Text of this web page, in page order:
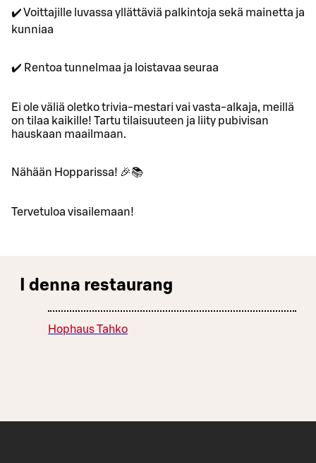
✔️ Voittajille luvassa yllättäviä palkintoja sekä mainetta ja
kunniaa
✔️ Rentoa tunnelmaa ja loistavaa seuraa
Ei ole väliä oletko trivia-mestari vai vasta-alkaja, meillä
on tilaa kaikille! Tartu tilaisuuteen ja liity pubivisan
hauskaan maailmaan.
Nähään Hopparissa! 🎉📚
Tervetuloa visailemaan!
I denna restaurang
Hophaus Tahko